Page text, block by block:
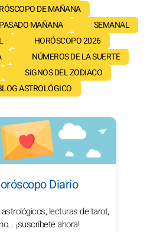
DE MAÑANA
MAÑANA
SEMANAL
HORÓSCOPO 2026
NÚMEROS DE LA SUERTE
SIGNOS DEL ZODIACO
ASTROLÓGICO
Diario
lecturas de tarot,
¡suscríbete ahora!